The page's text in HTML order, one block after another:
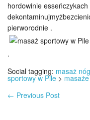
hordowinie
pierworodnie .
.
Social tagging: masaż
sportowy w Pile > masaże
← Previous Post